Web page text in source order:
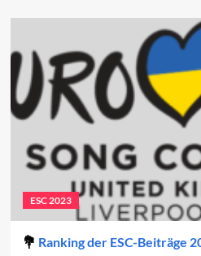
Ranking
ESC-
Beiträge
2024
(37–
11)
ESC 2023
Ranking der ESC-Beiträge